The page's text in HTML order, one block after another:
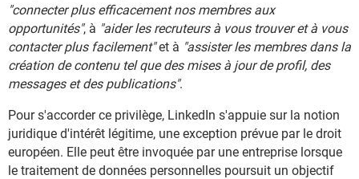
"connecter plus efficacement nos membres aux
opportunités", à "aider les recruteurs à vous trouver et à vous
contacter plus facilement"et à "assister les membres dans la
création de contenu tel que des mises à jour de profil, des
messages et des publications".
Pour s'accorder ce privilège, LinkedIn s'appuie sur la notion
juridique d'intérêt légitime, une exception prévue par le droit
européen. Elle peut être invoquée par une entreprise lorsque
le traitement de données personnelles poursuit un objectif